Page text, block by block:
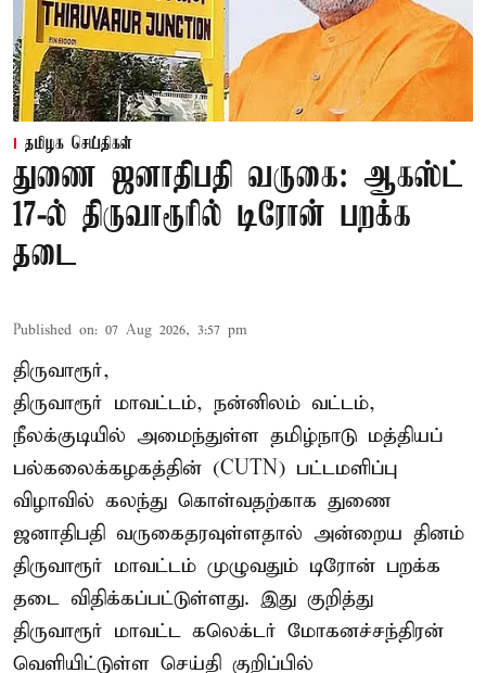
தமிழக செய்திகள்
துணை ஜனாதிபதி வருகை: ஆகஸ்ட்
17-ல் திருவாரூரில் டிரோன் பறக்க
தடை
Published on: 07 Aug 2026, 3:57 pm
திருவாரூர்,
திருவாரூர் மாவட்டம், நன்னிலம் வட்டம்,
நீலக்குடியில் அமைந்துள்ள தமிழ்நாடு மத்தியப்
பல்கலைக்கழகத்தின் (CUTN) பட்டமளிப்பு
விழாவில் கலந்து கொள்வதற்காக துணை
ஜனாதிபதி வருகைதரவுள்ளதால் அன்றைய தினம்
திருவாரூர் மாவட்டம் முழுவதும் டிரோன் பறக்க
தடை விதிக்கப்பட்டுள்ளது. இது குறித்து
திருவாரூர் மாவட்ட கலெக்டர் மோகனச்சந்திரன்
வெளியிட்டுள்ள செய்தி குறிப்பில்